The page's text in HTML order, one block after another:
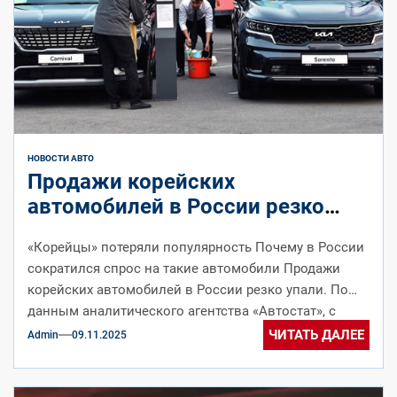
НОВОСТИ АВТО
Продажи корейских
автомобилей в России резко
«Корейцы» потеряли популярность Почему в России
сократился спрос на такие автомобили Продажи
корейских автомобилей в России резко упали. По
данным аналитического агентства «Автостат», с
января...
Admin 09.11.2025 ЧИТАТЬ ДАЛЕЕ